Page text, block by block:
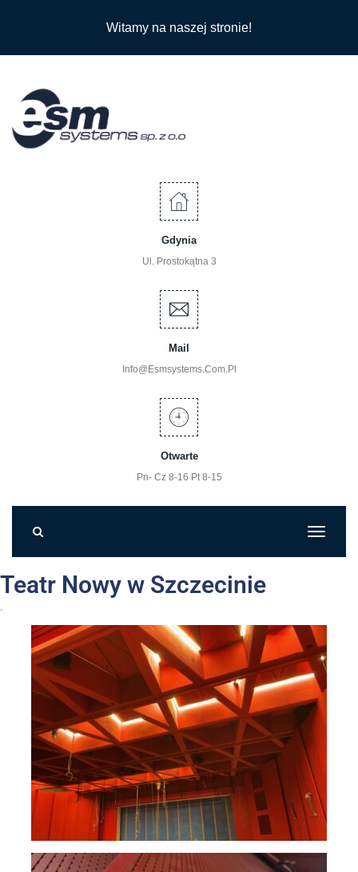
Witamy na naszej stronie!
Gdynia
Ul. Prostokątna 3
Mail
Info@esmsystems.com.pl
Otwarte
Pn- Cz 8-16 Pt 8-15
Teatr Nowy w Szczecinie
.